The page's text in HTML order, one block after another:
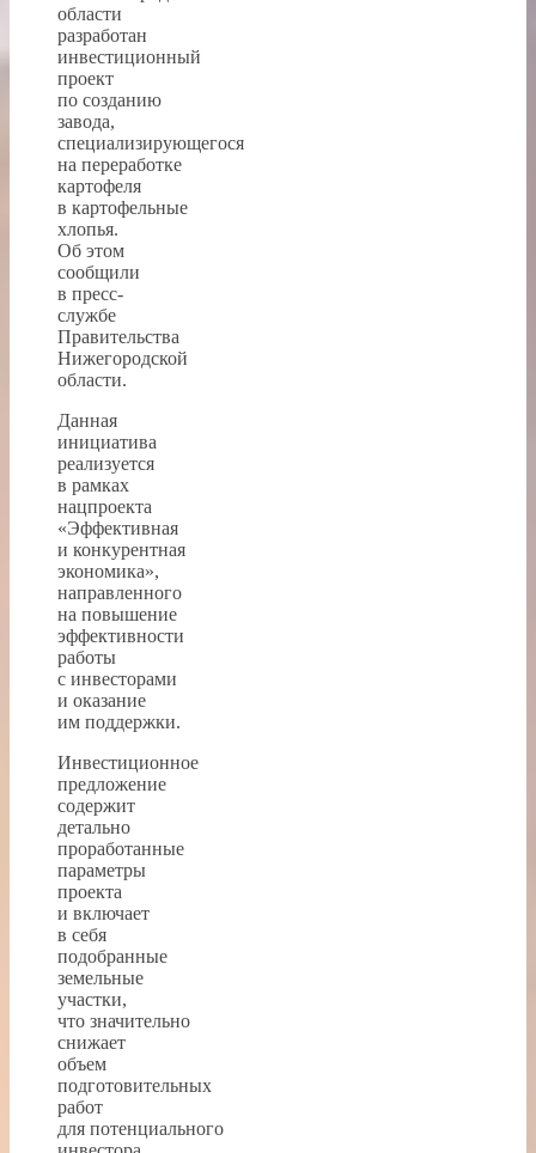
области
разработан
инвестиционный
проект
по созданию
завода,
специализирующегося
на переработке
картофеля
в картофельные
хлопья.
Об этом
сообщили
в пресс-
службе
Правительства
Нижегородской
области.
Данная
инициатива
реализуется
в рамках
нацпроекта
«Эффективная
и конкурентная
экономика»,
направленного
на повышение
эффективности
работы
с инвесторами
и оказание
им поддержки.
Инвестиционное
предложение
содержит
детально
проработанные
параметры
проекта
и включает
в себя
подобранные
земельные
участки,
что значительно
снижает
объем
подготовительных
работ
для потенциального